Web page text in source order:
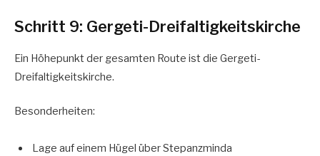
Schritt 9: Gergeti-Dreifaltigkeitskirche
Ein Höhepunkt der gesamten Route ist die Gergeti-
Dreifaltigkeitskirche.
Besonderheiten:
Lage auf einem Hügel über Stepanzminda